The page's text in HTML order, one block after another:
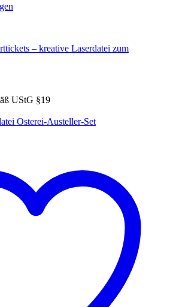
– kreative Laserdatei zum
UStG §19